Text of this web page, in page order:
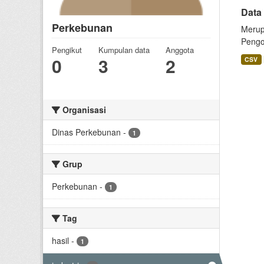
Perkebunan
Pengikut
0
Kumpulan data
3
Anggota
2
Organisasi
Dinas Perkebunan - 1
Grup
Perkebunan - 1
Tag
hasil - 1
CSV